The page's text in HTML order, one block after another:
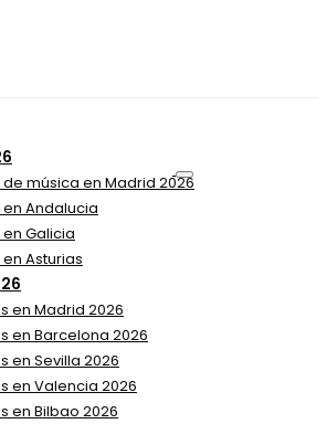
de música en Madrid 2026
en Andalucia
Galicia
Asturias
en Madrid 2026
en Barcelona 2026
en Sevilla 2026
en Valencia 2026
en Bilbao 2026